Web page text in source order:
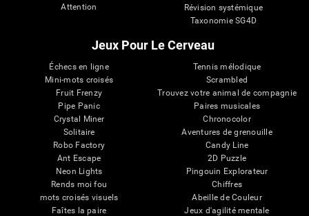
Attention
Révision systémique
Taxonomie SG4D
Jeux Pour Le Cerveau
Échecs en ligne
Mini-mots croisés
Fruit Frenzy
Pipe Panic
Crystal Miner
Solitaire
Robo Factory
Ant Escape
Neon Lights
Rends moi fou
mots croisés visuels
Faîtes la paire
Tennis mélodique
Scrambled
Trouvez votre animal de compagnie
Paires musicales
Chronocolor
Aventures de grenouille
Candy Line
2D Puzzle
Pingouin Explorateur
Chiffres
Abeille de Couleur
Jeux d'agilité mentale